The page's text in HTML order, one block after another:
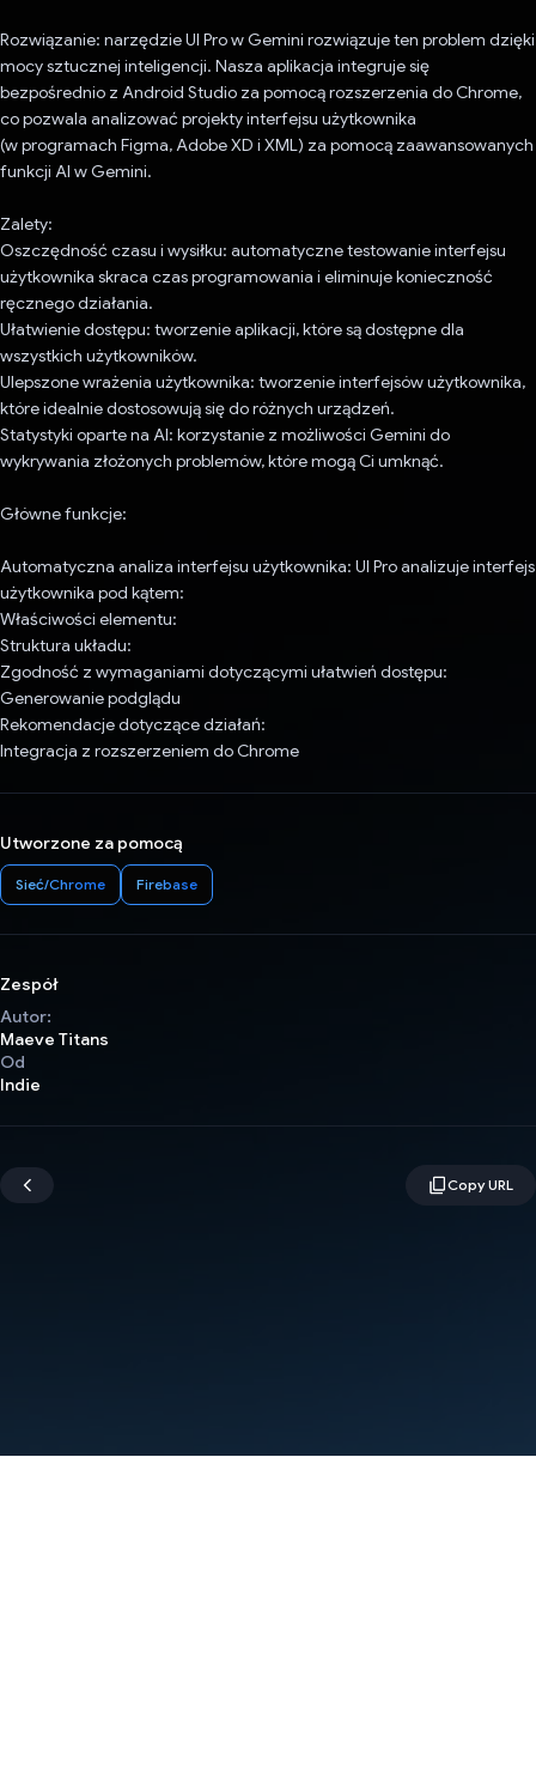
Rozwiązanie: narzędzie UI Pro w Gemini rozwiązuje ten problem dzięki
mocy sztucznej inteligencji. Nasza aplikacja integruje się
bezpośrednio z Android Studio za pomocą rozszerzenia do Chrome,
co pozwala analizować projekty interfejsu użytkownika
(w programach Figma, Adobe XD i XML) za pomocą zaawansowanych
funkcji AI w Gemini.
Zalety:
Oszczędność czasu i wysiłku: automatyczne testowanie interfejsu
użytkownika skraca czas programowania i eliminuje konieczność
ręcznego działania.
Ułatwienie dostępu: tworzenie aplikacji, które są dostępne dla
wszystkich użytkowników.
Ulepszone wrażenia użytkownika: tworzenie interfejsów użytkownika,
które idealnie dostosowują się do różnych urządzeń.
Statystyki oparte na AI: korzystanie z możliwości Gemini do
wykrywania złożonych problemów, które mogą Ci umknąć.
Główne funkcje:
Automatyczna analiza interfejsu użytkownika: UI Pro analizuje interfejs
użytkownika pod kątem:
Właściwości elementu:
Struktura układu:
Zgodność z wymaganiami dotyczącymi ułatwień dostępu:
Generowanie podglądu
Rekomendacje dotyczące działań:
Integracja z rozszerzeniem do Chrome
Utworzone za pomocą
Sieć/Chrome Firebase
Zespół
Autor:
Maeve Titans
Od
Indie